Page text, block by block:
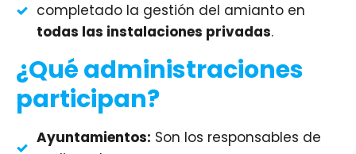
completado la gestión del amianto en
todas las instalaciones privadas.
¿Qué administraciones
participan?
Ayuntamientos: Son los responsables de